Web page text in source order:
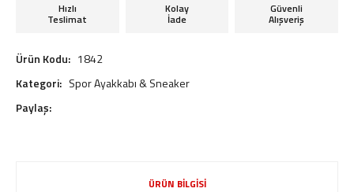
Hızlı
Teslimat
Kolay
İade
Güvenli
Alışveriş
Ürün Kodu: 1842
Kategori: Spor Ayakkabı & Sneaker
Paylaş:
ÜRÜN BİLGİSİ